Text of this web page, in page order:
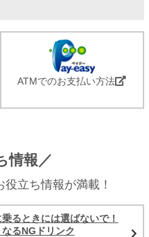
ATMでのお支払い方法
情報／
立ち情報が満載！
るときには選ばないで！
なるNGドリンク